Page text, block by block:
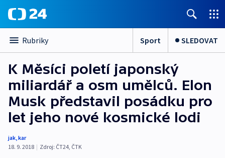
Rubriky Sport SLEDOVAT
K Měsíci poletí japonský
miliardář a osm umělců. Elon
Musk představil posádku pro
let jeho nové kosmické lodi
jak,kar
18. 9. 2018 | Zdroj: ČT24, ČTK